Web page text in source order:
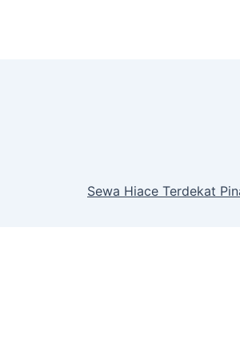
Sewa Hiace Terdekat